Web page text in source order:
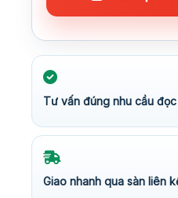
Tư vấn đúng nhu cầu đọc
Giao nhanh qua sàn liên